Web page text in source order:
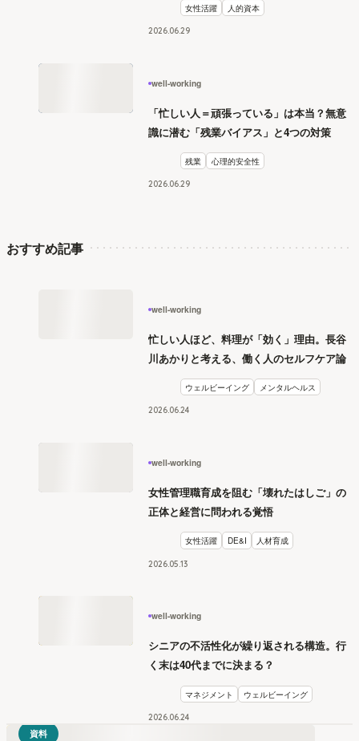
女性活躍 人的資本
2026.0629
well-working
「忙しい人＝頑張っている」は本当？無意
識に潜む「残業バイアス」と4つの対策
残業 心理的安全性
2026.0629
おすすめ記事
well-working
忙しい人ほど、料理が「効く」理由。長谷
川あかりと考える、働く人のセルフケア論
ウェルビーイング メンタルヘルス
2026.0624
well-working
女性管理職育成を阻む「壊れたはしご」の
正体と経営に問われる覚悟
女性活躍 DE&I 人材育成
2026 05 13
well-working
シニアの不活性化が繰り返される構造。行
く末は40代までに決まる？
マネジメント ウェルビーイング
2026.0624
資料